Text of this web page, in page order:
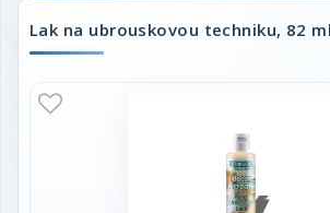
Lak na ubrouskovou techniku, 82